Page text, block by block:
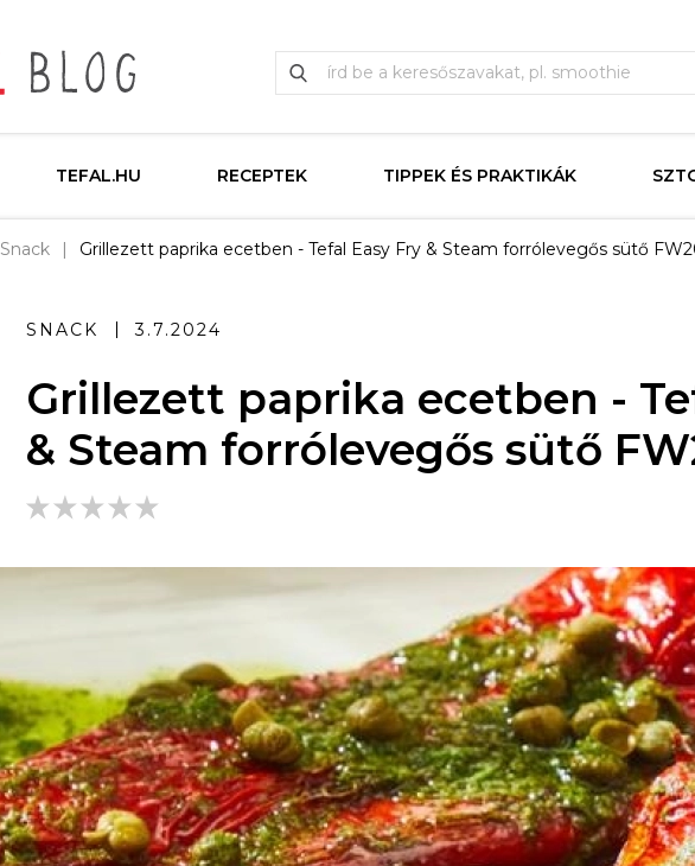
TEFAL.HU RECEPTEK TIPPEK ÉS PRAKTIKÁK
Snack Grillezett paprika ecetben - Tefal Easy Fry & Steam forrólevegős sütő
SNACK 3.7.2024
Grillezett paprika ecetben -
& Steam forrólevegős sütő